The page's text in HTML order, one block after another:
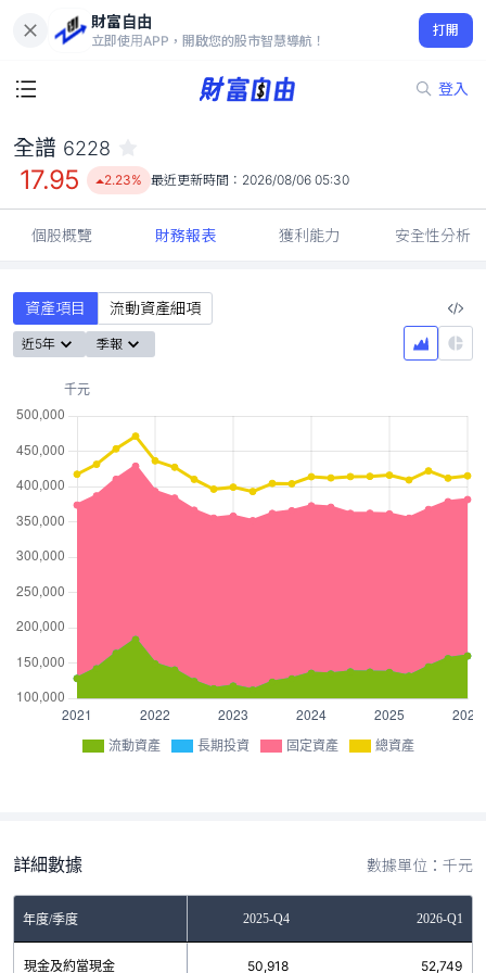
財富自由
立即使用APP，開啟您的股市智慧導航！
打開
登入
17.95
2.23%
全譜 6228
17.95 2.23% 最近更新時間： 2026/08/06 05:30
個股概覽 財務報表 獲利能力 安全性分析
資產項目 流動資產細項
近5年 季報
流動資產 長期投資 固定資產 總資產
詳細數據 數據單位：千元
年度/季度2025-Q3 2025-Q4 2026-Q1
現金及約當現金
46,524 50,918 52,749